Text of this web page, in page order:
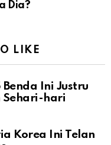
Dia?
LIKE
Ini Justru
Sehari-hari
Korea Ini Telan